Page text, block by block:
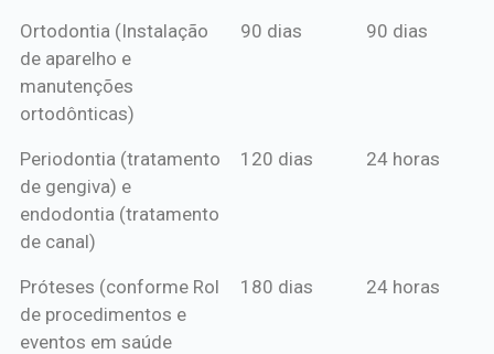
Ortodontia (Instalação
de aparelho e
manutenções
ortodônticas)
90 dias 90 dias
Periodontia (tratamento
de gengiva) e
endodontia (tratamento
de canal)
120 dias 24 horas
Próteses (conforme Rol
de procedimentos e
eventos em saúde
180 dias 24 horas